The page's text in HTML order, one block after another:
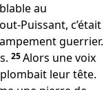
au
Puissant, c’était
guerrier.
25Alors une voix
leur tête.